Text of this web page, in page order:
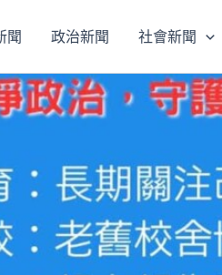
聞 政治新聞 社會新聞